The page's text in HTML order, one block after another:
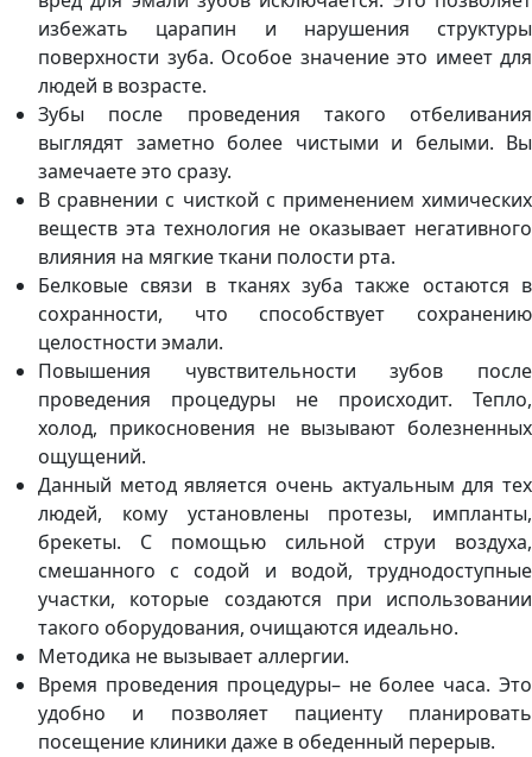
избежать царапин и нарушения структуры
поверхности зуба. Особое значение это имеет для
людей в возрасте.
Зубы после проведения такого отбеливания
выглядят заметно более чистыми и белыми. Вы
замечаете это сразу.
В сравнении с чисткой с применением химических
веществ эта технология не оказывает негативного
влияния на мягкие ткани полости рта.
Белковые связи в тканях зуба также остаются в
сохранности, что способствует сохранению
целостности эмали.
Повышения чувствительности зубов после
проведения процедуры не происходит. Тепло,
холод, прикосновения не вызывают болезненных
ощущений.
Данный метод является очень актуальным для тех
людей, кому установлены протезы, импланты,
брекеты. С помощью сильной струи воздуха,
смешанного с содой и водой, труднодоступные
участки, которые создаются при использовании
такого оборудования, очищаются идеально.
Методика не вызывает аллергии.
Время проведения процедуры– не более часа. Это
удобно и позволяет пациенту планировать
посещение клиники даже в обеденный перерыв.